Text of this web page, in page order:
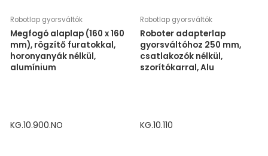
Robotlap gyorsváltók
Megfogó alaplap (160 x 160
mm), rögzítő furatokkal,
horonyanyák nélkül,
alumínium
KG.10.900.NO
Robotlap gyorsváltók
Roboter adapterlap
gyorsváltóhoz 250 mm,
csatlakozók nélkül,
szorítókarral, Alu
KG.10.110